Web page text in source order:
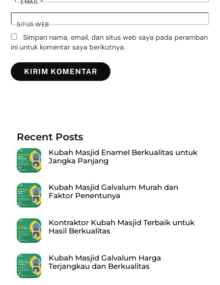
EMAIL*
SITUS WEB
Simpan nama, email, dan situs web saya pada peramban
ini untuk komentar saya berikutnya.
Recent Posts
Kubah Masjid Enamel Berkualitas untuk
Jangka Panjang
Kubah Masjid Galvalum Murah dan
Faktor Penentunya
Kontraktor Kubah Masjid Terbaik untuk
Hasil Berkualitas
Kubah Masjid Galvalum Harga
Terjangkau dan Berkualitas